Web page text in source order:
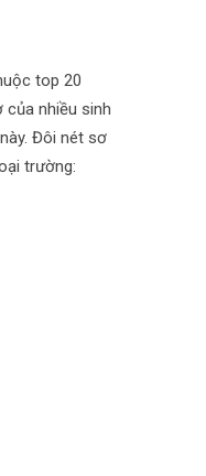
top 20
nhiều sinh
Đôi nét sơ
trường: